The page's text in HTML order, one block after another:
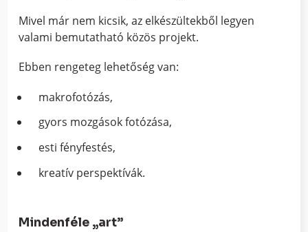
Mivel már nem kicsik, az elkészültekből legyen
valami bemutatható közös projekt.
Ebben rengeteg lehetőség van:
makrofotózás,
gyors mozgások fotózása,
esti fényfestés,
kreatív perspektívák.
Mindenféle „art”